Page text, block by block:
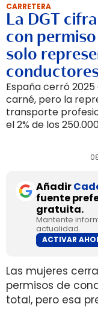
CARRETERA
La DGT
con
solo
España cerró
carné, pero la
transporte
el 2% de los
Añadir
fuente
gratuita.
Mantente
actualidad.
ACTIVAR
Las mujeres
permisos de
total, pero esa